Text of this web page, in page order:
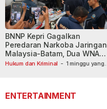
Hukum dan Kriminal - 1 minggu yang
BNNP Kepri Gagalkan
Peredaran Narkoba Jaringan
Malaysia-Batam, Dua WNA
Masih Diburu
ENTERTAINMENT